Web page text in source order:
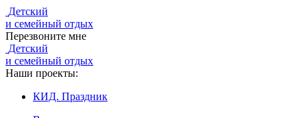
Детский
и семейный отдых
Перезвоните мне
Детский
и семейный отдых
Наши проекты:
КИД. Праздник